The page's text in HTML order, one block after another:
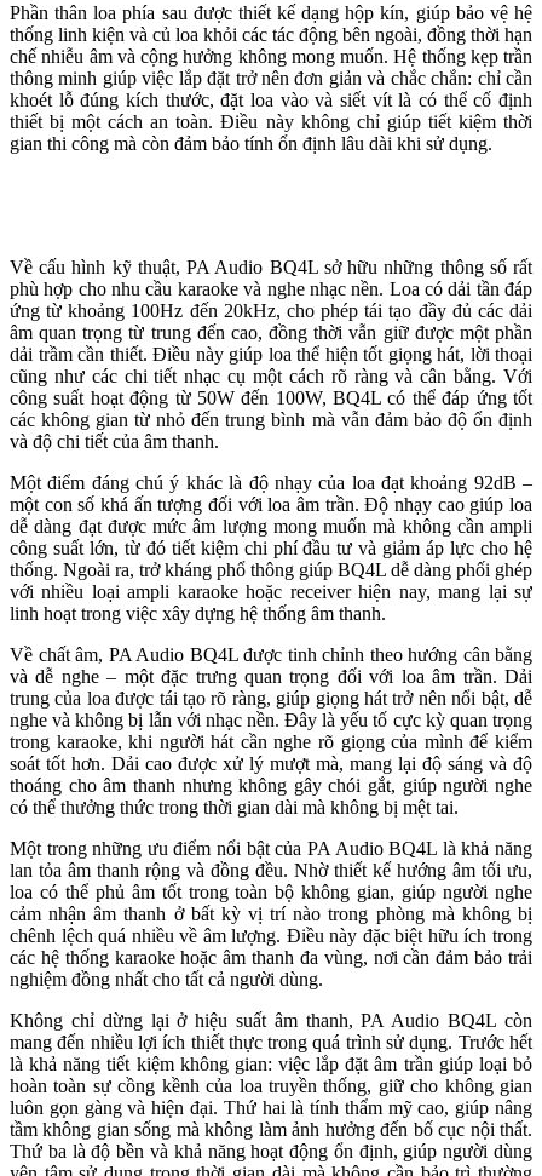
Phần thân loa phía sau được thiết kế dạng hộp kín, giúp bảo vệ hệ
thống linh kiện và củ loa khỏi các tác động bên ngoài, đồng thời hạn
chế nhiễu âm và cộng hưởng không mong muốn. Hệ thống kẹp trần
thông minh giúp việc lắp đặt trở nên đơn giản và chắc chắn: chỉ cần
khoét lỗ đúng kích thước, đặt loa vào và siết vít là có thể cố định
thiết bị một cách an toàn. Điều này không chỉ giúp tiết kiệm thời
gian thi công mà còn đảm bảo tính ổn định lâu dài khi sử dụng.
Về cấu hình kỹ thuật, PA Audio BQ4L sở hữu những thông số rất
phù hợp cho nhu cầu karaoke và nghe nhạc nền. Loa có dải tần đáp
ứng từ khoảng 100Hz đến 20kHz, cho phép tái tạo đầy đủ các dải
âm quan trọng từ trung đến cao, đồng thời vẫn giữ được một phần
dải trầm cần thiết. Điều này giúp loa thể hiện tốt giọng hát, lời thoại
cũng như các chi tiết nhạc cụ một cách rõ ràng và cân bằng. Với
công suất hoạt động từ 50W đến 100W, BQ4L có thể đáp ứng tốt
các không gian từ nhỏ đến trung bình mà vẫn đảm bảo độ ổn định
và độ chi tiết của âm thanh.
Một điểm đáng chú ý khác là độ nhạy của loa đạt khoảng 92dB –
một con số khá ấn tượng đối với loa âm trần. Độ nhạy cao giúp loa
dễ dàng đạt được mức âm lượng mong muốn mà không cần ampli
công suất lớn, từ đó tiết kiệm chi phí đầu tư và giảm áp lực cho hệ
thống. Ngoài ra, trở kháng phổ thông giúp BQ4L dễ dàng phối ghép
với nhiều loại ampli karaoke hoặc receiver hiện nay, mang lại sự
linh hoạt trong việc xây dựng hệ thống âm thanh.
Về chất âm, PA Audio BQ4L được tinh chỉnh theo hướng cân bằng
và dễ nghe – một đặc trưng quan trọng đối với loa âm trần. Dải
trung của loa được tái tạo rõ ràng, giúp giọng hát trở nên nổi bật, dễ
nghe và không bị lẫn với nhạc nền. Đây là yếu tố cực kỳ quan trọng
trong karaoke, khi người hát cần nghe rõ giọng của mình để kiểm
soát tốt hơn. Dải cao được xử lý mượt mà, mang lại độ sáng và độ
thoáng cho âm thanh nhưng không gây chói gắt, giúp người nghe
có thể thưởng thức trong thời gian dài mà không bị mệt tai.
Một trong những ưu điểm nổi bật của PA Audio BQ4L là khả năng
lan tỏa âm thanh rộng và đồng đều. Nhờ thiết kế hướng âm tối ưu,
loa có thể phủ âm tốt trong toàn bộ không gian, giúp người nghe
cảm nhận âm thanh ở bất kỳ vị trí nào trong phòng mà không bị
chênh lệch quá nhiều về âm lượng. Điều này đặc biệt hữu ích trong
các hệ thống karaoke hoặc âm thanh đa vùng, nơi cần đảm bảo trải
nghiệm đồng nhất cho tất cả người dùng.
Không chỉ dừng lại ở hiệu suất âm thanh, PA Audio BQ4L còn
mang đến nhiều lợi ích thiết thực trong quá trình sử dụng. Trước hết
là khả năng tiết kiệm không gian: việc lắp đặt âm trần giúp loại bỏ
hoàn toàn sự cồng kềnh của loa truyền thống, giữ cho không gian
luôn gọn gàng và hiện đại. Thứ hai là tính thẩm mỹ cao, giúp nâng
tầm không gian sống mà không làm ảnh hưởng đến bố cục nội thất.
Thứ ba là độ bền và khả năng hoạt động ổn định, giúp người dùng